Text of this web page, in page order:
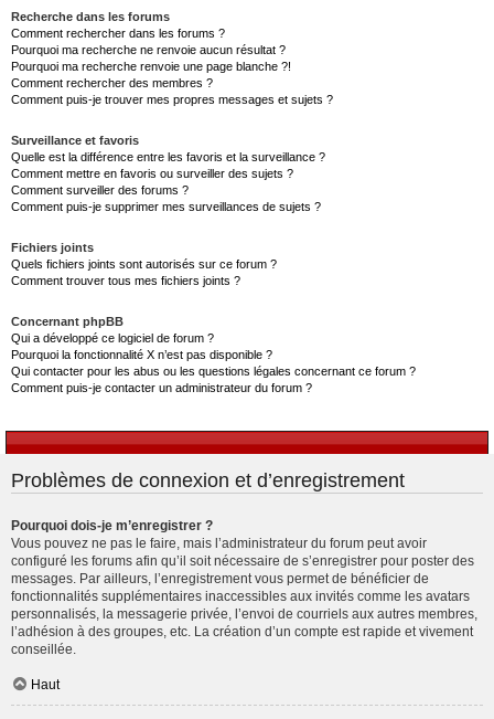
Recherche dans les forums
Comment rechercher dans les forums ?
Pourquoi ma recherche ne renvoie aucun résultat ?
Pourquoi ma recherche renvoie une page blanche ?!
Comment rechercher des membres ?
Comment puis-je trouver mes propres messages et sujets ?
Surveillance et favoris
Quelle est la différence entre les favoris et la surveillance ?
Comment mettre en favoris ou surveiller des sujets ?
Comment surveiller des forums ?
Comment puis-je supprimer mes surveillances de sujets ?
Fichiers joints
Quels fichiers joints sont autorisés sur ce forum ?
Comment trouver tous mes fichiers joints ?
Concernant phpBB
Qui a développé ce logiciel de forum ?
Pourquoi la fonctionnalité X n’est pas disponible ?
Qui contacter pour les abus ou les questions légales concernant ce forum ?
Comment puis-je contacter un administrateur du forum ?
Problèmes de connexion et d’enregistrement
Pourquoi dois-je m’enregistrer ?
Vous pouvez ne pas le faire, mais l’administrateur du forum peut avoir
configuré les forums afin qu’il soit nécessaire de s’enregistrer pour poster des
messages. Par ailleurs, l’enregistrement vous permet de bénéficier de
fonctionnalités supplémentaires inaccessibles aux invités comme les avatars
personnalisés, la messagerie privée, l’envoi de courriels aux autres membres,
l’adhésion à des groupes, etc. La création d’un compte est rapide et vivement
conseillée.
Haut